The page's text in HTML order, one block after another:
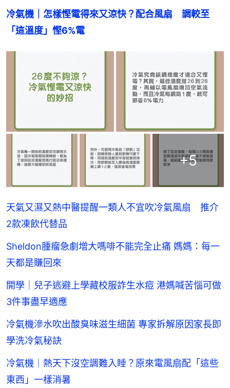
冷氣機｜怎樣慳電得來又涼快？配合風扇　調較至
「這溫度」慳6%電
+5
天氣又濕又熱中醫提醒一類人不宜吹冷氣風扇 推介
2款凍飲代替品
Sheldon腫瘤急劇增大嗎啡不能完全止痛 媽媽：每一
天都是賺回來
開學｜兒子逃避上學藏校服詐生水痘 港媽喊苦惱可做
3件事盡早適應
冷氣機滲水吹出酸臭味滋生細菌 專家拆解原因家長即
學洗冷氣秘訣
冷氣機｜熱天下沒空調難入睡？原來電風扇配「這些
東西」一樣消暑